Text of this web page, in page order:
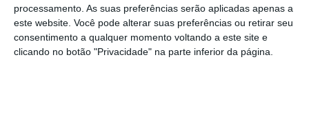
processamento. As suas preferências serão aplicadas apenas a
este website. Você pode alterar suas preferências ou retirar seu
consentimento a qualquer momento voltando a este site e
clicando no botão "Privacidade" na parte inferior da página.
acrescidos de IVA.